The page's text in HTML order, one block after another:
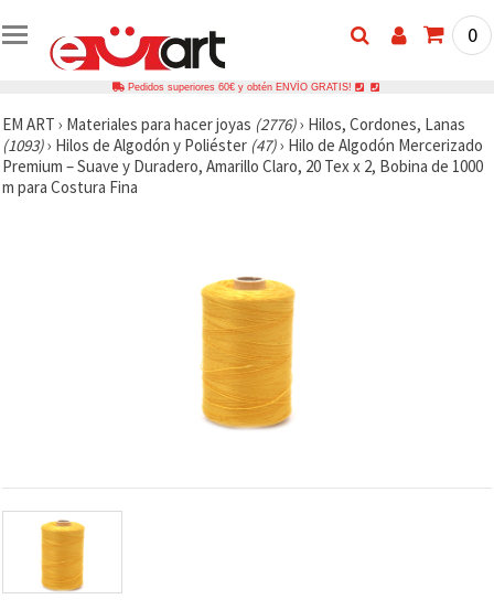
0
Pedidos superiores 60€ y obtén ENVÍO GRATIS!
EM ART › Materiales para hacer joyas (2776)› Hilos, Cordones, Lanas
(1093)› Hilos de Algodón y Poliéster (47)› Hilo de Algodón Mercerizado
Premium – Suave y Duradero, Amarillo Claro, 20 Tex x 2, Bobina de 1000
m para Costura Fina